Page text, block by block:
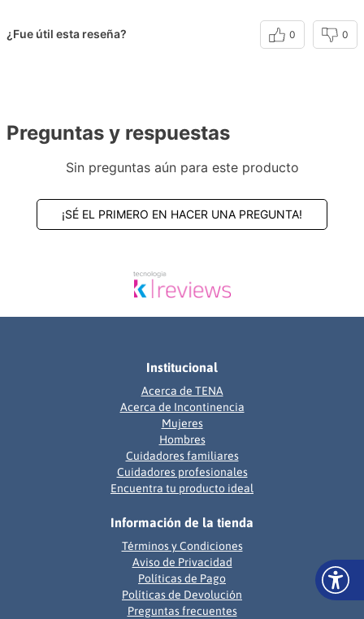
¿Fue útil esta reseña? 0 0
Preguntas y respuestas
Sin preguntas aún para este producto
¡SÉ EL PRIMERO EN HACER UNA PREGUNTA!
Institucional
Acerca de TENA
Acerca de Incontinencia
Mujeres
Hombres
Cuidadores familiares
Cuidadores profesionales
Encuentra tu producto ideal
Información de la tienda
Términos y Condiciones
Aviso de Privacidad
Políticas de Pago
Políticas de Devolución
Preguntas frecuentes